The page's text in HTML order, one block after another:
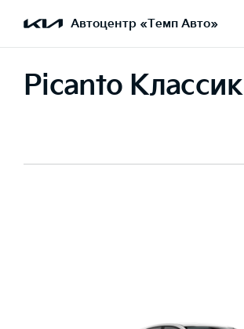
Автоцентр «Темп Авто»
Picanto Классик